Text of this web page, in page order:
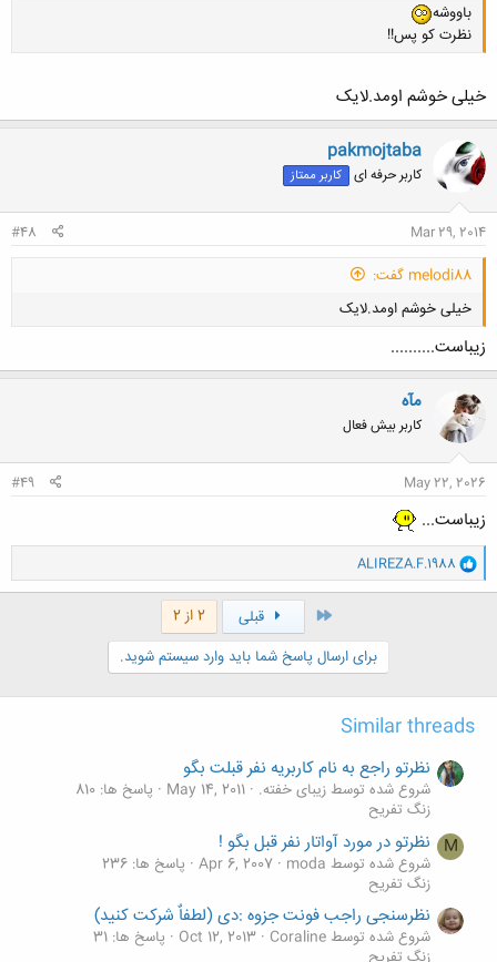
باووشه
نظرت کو پس!!
کلیک کنید تا باز شود...
خیلی خوشم اومد.لایک
pakmojtaba
کاربر حرفه ای کاربر ممتاز
Mar 29, 2014
#48
melodi88 گفت:
خیلی خوشم اومد.لایک
زیباست..........
مآه
کاربر بیش فعال
May 22, 2026
#49
زیباست...
و
ا
ک
ALIREZA.F.1988
اول قبلی
2 از 2
برای ارسال پاسخ شما باید وارد سیستم شوید.
Similar threads
نظرتو راجع به نام کاربریه نفر قبلت بگو
شروع شده توسط زیبای خفته. May 14, 2011
پاسخ ها: 810
زنگ تفريح
M نظرتو در مورد آواتار نفر قبل بگو !
شروع شده توسط moda Apr 6, 2007 پاسخ ها: 236
زنگ تفريح
نظرسنجی راجب فونت جزوه :دی (لطفاٌ شرکت کنید)
شروع شده توسط Coraline Oct 12, 2013
پاسخ ها: 31